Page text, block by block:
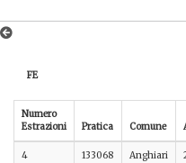
FE
Numero
Estrazioni
Pratica Comune
4 133068 Anghiari